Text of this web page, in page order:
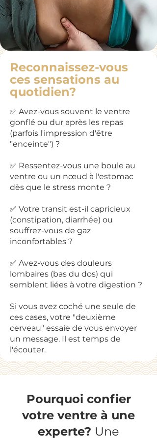
Reconnaissez-vous
ces sensations au
quotidien?
✅ Avez-vous souvent le ventre
gonflé ou dur après les repas
(parfois l'impression d'être
"enceinte") ?
✅ Ressentez-vous une boule au
ventre ou un nœud à l'estomac
dès que le stress monte ?
✅ Votre transit est-il capricieux
(constipation, diarrhée) ou
souffrez-vous de gaz
inconfortables ?
✅ Avez-vous des douleurs
lombaires (bas du dos) qui
semblent liées à votre digestion ?
Si vous avez coché une seule de
ces cases, votre "deuxième
cerveau" essaie de vous envoyer
un message. Il est temps de
l'écouter.
Pourquoi confier
votre ventre à une
experte? Une